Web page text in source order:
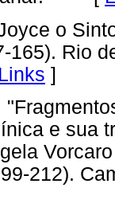
o
165). Rio
Links ]
e sua
212).